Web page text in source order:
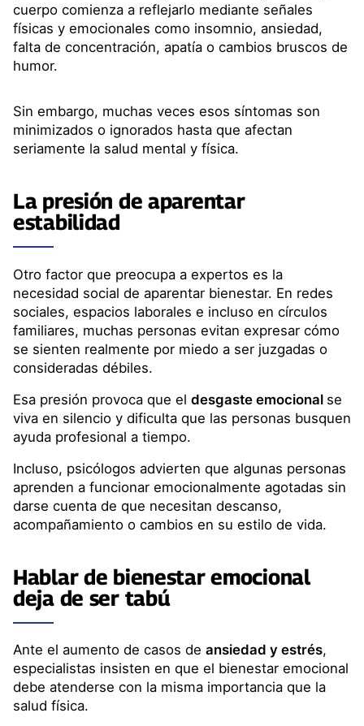
cuerpo comienza a reflejarlo mediante señales
físicas y emocionales como insomnio, ansiedad,
falta de concentración, apatía o cambios bruscos de
humor.
Sin embargo, muchas veces esos síntomas son
minimizados o ignorados hasta que afectan
seriamente la salud mental y física.
La presión de aparentar
estabilidad
Otro factor que preocupa a expertos es la
necesidad social de aparentar bienestar. En redes
sociales, espacios laborales e incluso en círculos
familiares, muchas personas evitan expresar cómo
se sienten realmente por miedo a ser juzgadas o
consideradas débiles.
Esa presión provoca que el desgaste emocional se
viva en silencio y dificulta que las personas busquen
ayuda profesional a tiempo.
Incluso, psicólogos advierten que algunas personas
aprenden a funcionar emocionalmente agotadas sin
darse cuenta de que necesitan descanso,
acompañamiento o cambios en su estilo de vida.
Hablar de bienestar emocional
deja de ser tabú
Ante el aumento de casos de ansiedad y estrés,
especialistas insisten en que el bienestar emocional
debe atenderse con la misma importancia que la
salud física.